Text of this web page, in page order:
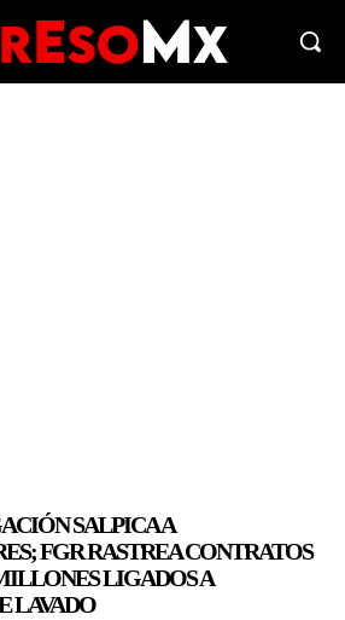
SALPICA A
FGR RASTREA CONTRATOS
LIGADOS A
LAVADO